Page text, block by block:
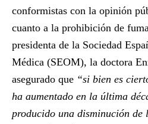
conformistas con la opinión
cuanto a la prohibición de
presidenta de la Sociedad
Médica (SEOM), la doctora
asegurado que “si bien es
ha aumentado en la última
producido una disminución de